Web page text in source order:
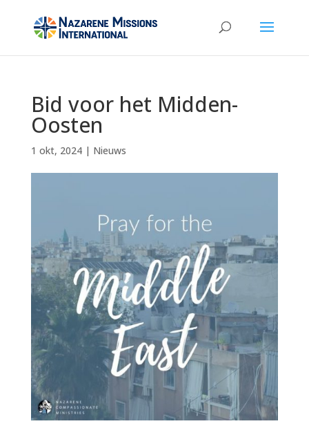
Bid voor het Midden-
Oosten
1 okt, 2024| Nieuws